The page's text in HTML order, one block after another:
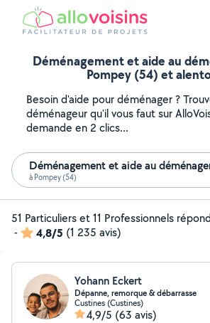
Déménagement et aide au
Pompey (54) et
Besoin d'aide pour déménager ?
déménageur qu'il vous faut sur
demande en 2 clics...
Déménagement et aide au
à Pompey (54)
51 Particuliers et 11 Professionnels
-
4,8/5 (1 235 avis)
Yohann Eckert
Dépanne, remorque & débarrasse
Custines (Custines)
4,9/5 (63 avis)